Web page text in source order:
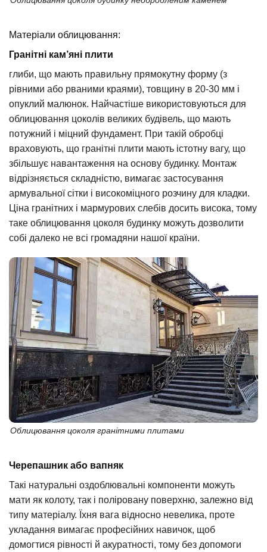
Матеріали облицювання:
Гранітні кам’яні плити
глиби, що мають правильну прямокутну форму (з
рівними або рваними краями), товщину в 20-30 мм і
опуклий малюнок. Найчастіше використовуються для
облицювання цоколів великих будівель, що мають
потужний і міцний фундамент. При такій обробці
враховують, що гранітні плити мають істотну вагу, що
збільшує навантаження на основу будинку. Монтаж
відрізняється складністю, вимагає застосування
армувальної сітки і високоміцного розчину для кладки.
Ціна гранітних і мармурових слебів досить висока, тому
таке облицювання цоколя будинку можуть дозволити
собі далеко не всі громадяни нашої країни.
Облицювання цоколя гранітними плитами
Черепашник або вапняк
Такі натуральні оздоблювальні компоненти можуть
мати як колоту, так і поліровану поверхню, залежно від
типу матеріалу. Їхня вага відносно невелика, проте
укладання вимагає професійних навичок, щоб
домогтися рівності й акуратності, тому без допомоги